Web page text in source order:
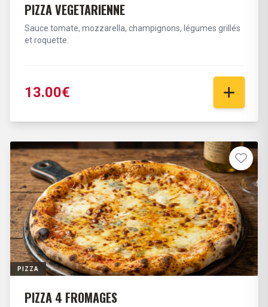
PIZZA VEGETARIENNE
Sauce tomate, mozzarella, champignons, légumes grillés
et roquette.
13.00€
PIZZA
PIZZA 4 FROMAGES